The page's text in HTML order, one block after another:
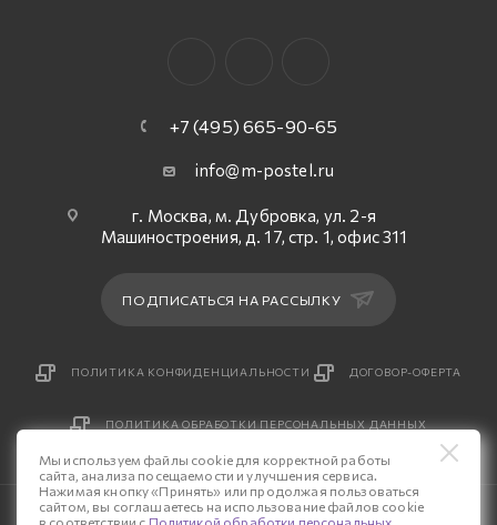
+7 (495) 665-90-65
info@m-postel.ru
г. Москва, м. Дубровка, ул. 2-я
Машиностроения, д. 17, стр. 1, офис 311
ПОДПИСАТЬСЯ НА РАССЫЛКУ
ПОЛИТИКА КОНФИДЕНЦИАЛЬНОСТИ ДОГОВОР-ОФЕРТА
ПОЛИТИКА ОБРАБОТКИ ПЕРСОНАЛЬНЫХ ДАННЫХ
Мы используем файлы cookie для корректной работы
сайта, анализа посещаемости и улучшения сервиса.
Нажимая кнопку «Принять» или продолжая пользоваться
сайтом, вы соглашаетесь на использование файлов cookie
в соответствии с Политикой обработки персональных